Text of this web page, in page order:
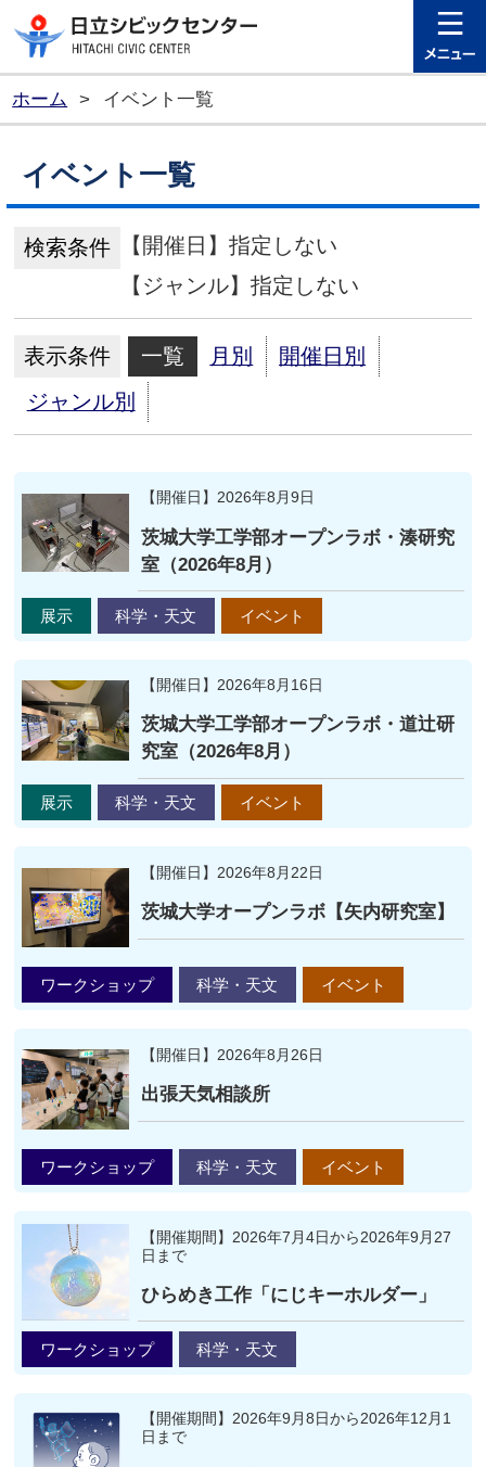
日立シビ
ホーム > イベント一覧
イベント一覧
検索条件
【開催日】指定しない
【ジャンル】指定しない
表示条件 一覧 月別
開催日別
ジャンル別
【開催日】2026年8月9日
茨城大学工学部オープンラボ・湊研究
室（2026年8月）
展示 科学・天文 イベント
【開催日】2026年8月16日
茨城大学工学部オープンラボ・道辻研
究室（2026年8月）
展示 科学・天文 イベント
【開催日】2026年8月22日
茨城大学オープンラボ【矢内研究室】
ワークショップ 科学・天文 イベント
【開催日】2026年8月26日
出張天気相談所
ワークショップ 科学・天文 イベント
【開催期間】2026年7月4日から2026年9月27
日まで
ひらめき工作「にじキーホルダー」
ワークショップ 科学・天文
【開催期間】2026年9月8日から2026年12月1
日まで